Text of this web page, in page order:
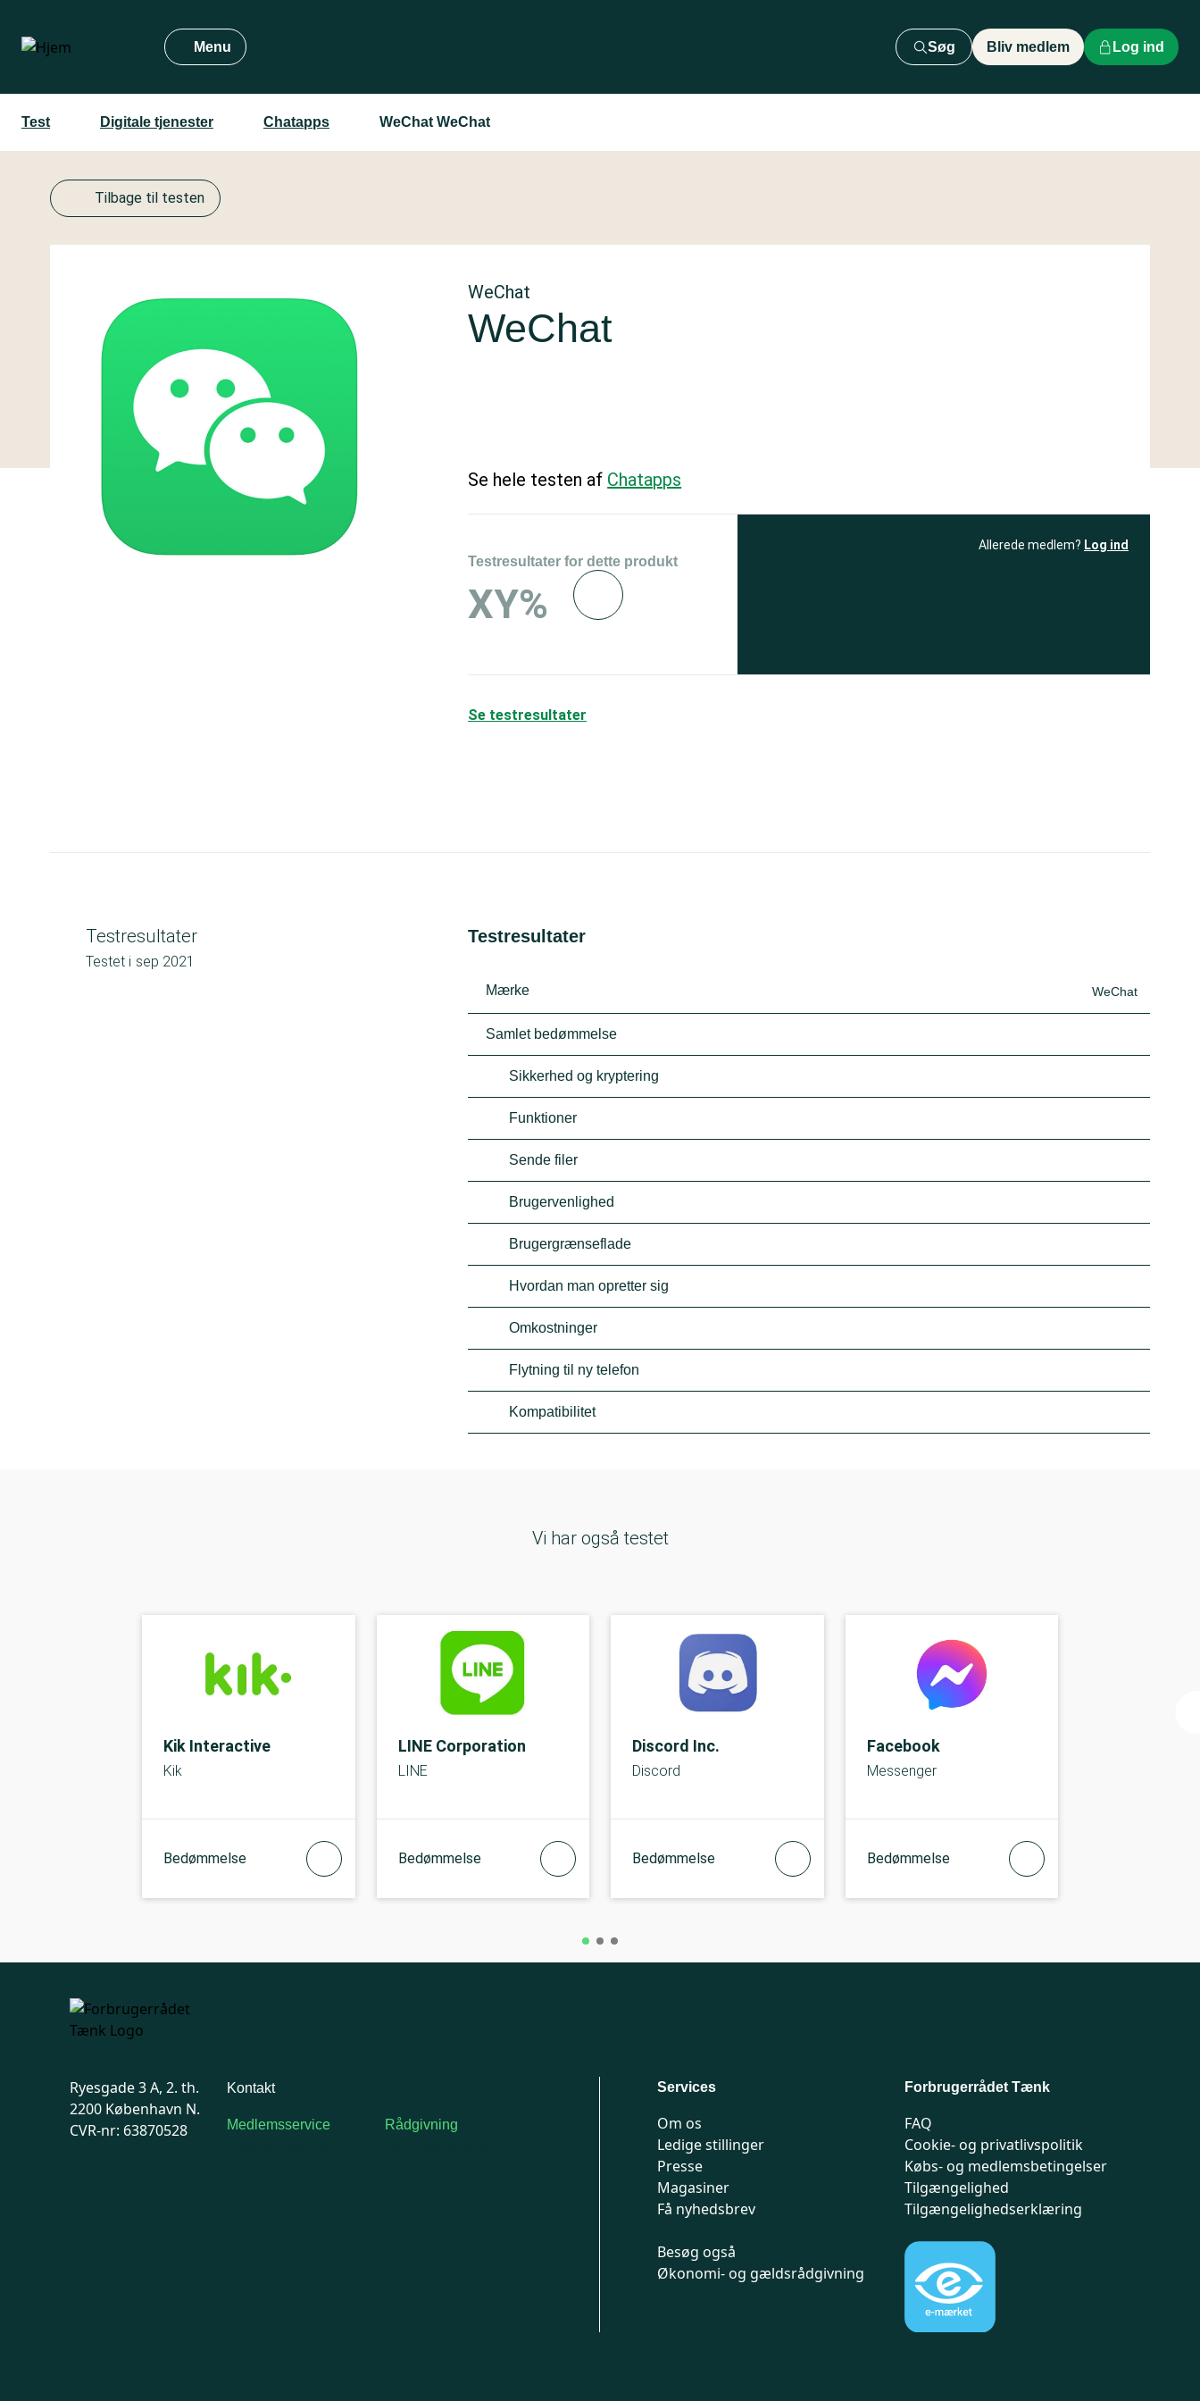
hovedindhold
Menu Søg Bliv medlem Log ind
Test Digitale tjenester Chatapps WeChat WeChat
Tilbage til testen
WeChat
WeChat
Se hele testen af Chatapps
Testresultater for dette produkt
XY%
Allerede medlem? Log ind
Se testresultater
Testresultater
Testet i sep 2021
Testresultater
Mærke WeChat
Samlet bedømmelse
Sikkerhed og kryptering
Funktioner
Sende filer
Brugervenlighed
Brugergrænseflade
Hvordan man opretter sig
Omkostninger
Flytning til ny telefon
Kompatibilitet
Vi har også testet
Kik Interactive
Kik
Bedømmelse
LINE Corporation
LIN‪E
Bedømmelse
Discord Inc.
Discord
Bedømmelse
Facebook
Messenger
Bedømmelse
Ryesgade 3 A, 2. th.
2200 København N.
CVR-nr: 63870528
Kontakt
Medlemsservice Rådgivning
Services
Om os
Ledige stillinger
Presse
Magasiner
Få nyhedsbrev
Besøg også
Økonomi- og gældsrådgivning
Forbrugerrådet Tænk
FAQ
Cookie- og privatlivspolitik
Købs- og medlemsbetingelser
Tilgængelighed
Tilgængelighedserklæring